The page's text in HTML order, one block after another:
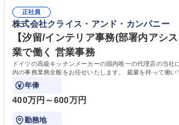
実行/フィールドセールスへの案件連携 募集職種 ★【未経験歓迎】AIで製
造業の未来を変えるインサイドセールス
企画・実行経験 ・CRM・リードナーチャリング
もとに営業プロセスを改善した経験 学歴・資格 学歴：大学院 大学 高専 短
大 専修学校 高校 語学力： 資格：
正社員
株式会社クライス・アンド・カンパニー
【汐留/インテリア事務(部署内アシ
業で働く 営業事務
ドイツの高級キッチンメーカーの国内唯一の代理店の当社
内の事務業務全般をお任せいたします。 裁量を持って働い
ップも可能です。
年俸
400万円～600万円
勤務地